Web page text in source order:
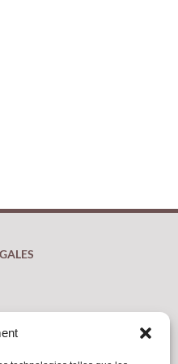
511 433 146